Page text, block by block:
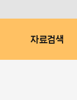
자료검색